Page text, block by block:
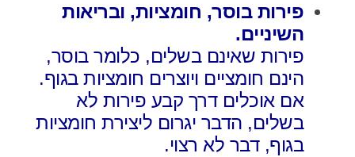
פירות בוסר, חומציות, ובריאות
השיניים.
פירות שאינם בשלים, כלומר בוסר,
הינם חומציים ויוצרים חומציות בגוף.
אם אוכלים דרך קבע פירות לא
בשלים, הדבר יגרום ליצירת חומציות
בגוף, דבר לא רצוי.